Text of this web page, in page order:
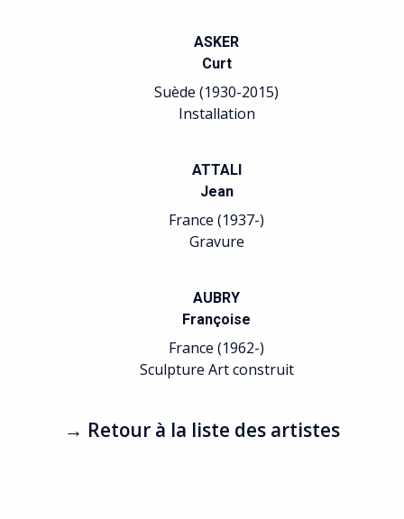
ASKER
Curt
Suède (1930-2015)
Installation
ATTALI
Jean
France (1937-)
Gravure
AUBRY
Françoise
France (1962-)
Sculpture Art construit
→ Retour à la liste des artistes